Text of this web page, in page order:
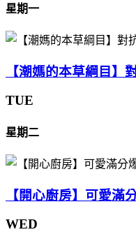
星期一
【潮媽的本草綱目】
TUE
星期二
【開心廚房】可愛滿
WED